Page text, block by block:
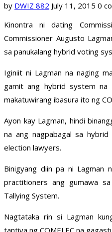
by DWIZ 882 July 11, 2015 0
Kinontra ni dating
Commissioner Augusto
sa panukalang hybrid voting
Iginiit ni Lagman na naging
gamit ang hybrid system na
makatuwirang ibasura ito ng
Ayon kay Lagman, hindi
na ang nagpabagal sa
election lawyers.
Binigyang diin pa ni Lagman
practitioners ang gumawa
Tallying System.
Nagtataka rin si Lagman